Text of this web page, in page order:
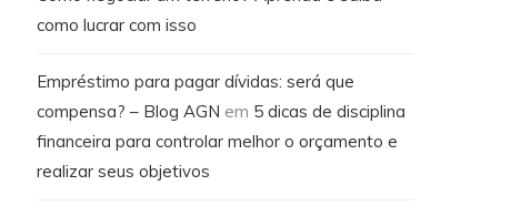
como lucrar com isso
Empréstimo para pagar dívidas: será que
compensa? – Blog AGN em 5 dicas de disciplina
financeira para controlar melhor o orçamento e
realizar seus objetivos